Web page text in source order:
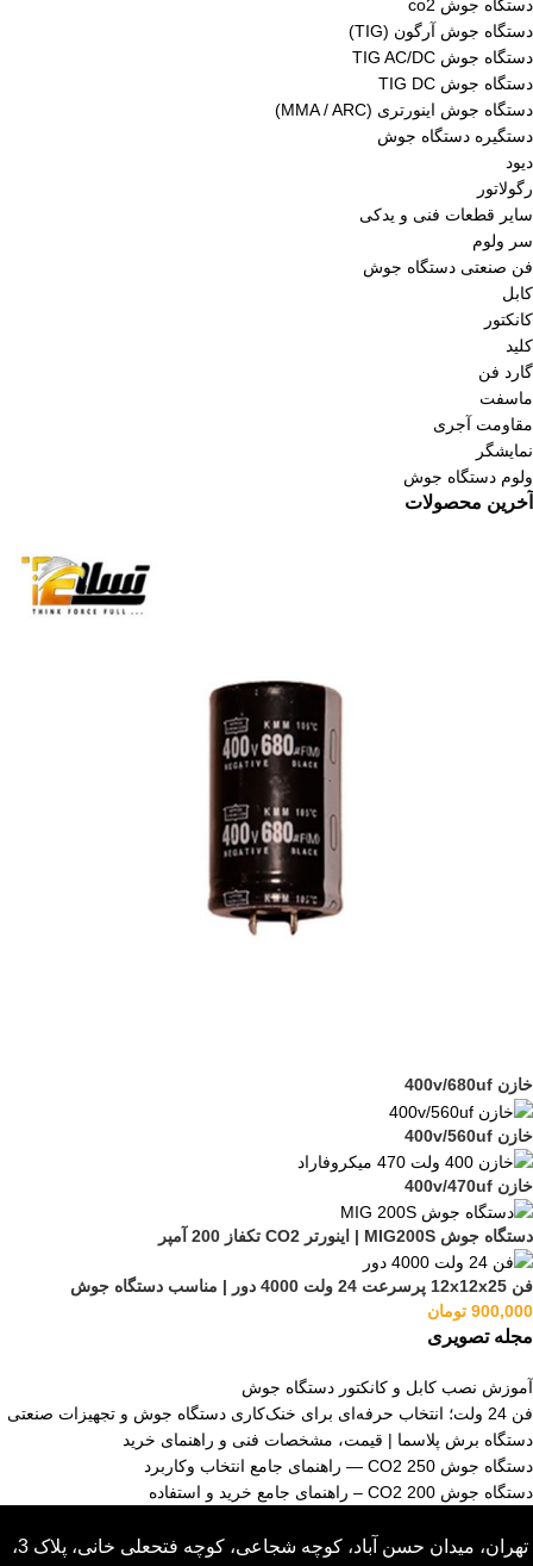
دستگاه جوش co2
دستگاه جوش آرگون (TIG)
دستگاه جوش TIG AC/DC
دستگاه جوش TIG DC
دستگاه جوش اینورتری (MMA / ARC)
دستگیره دستگاه جوش
دیود
رگولاتور
سایر قطعات فنی و یدکی
سر ولوم
فن صنعتی دستگاه جوش
کابل
کانکتور
کلید
گارد فن
ماسفت
مقاومت آجری
نمایشگر
ولوم دستگاه جوش
آخرین محصولات
خازن 400v/680uf
خازن 400v/560uf
خازن 400v/470uf
دستگاه جوش MIG200S | اینورتر CO2 تکفاز 200 آمپر
فن 12x12x25 پرسرعت 24 ولت 4000 دور | مناسب دستگاه جوش
900,000 تومان
مجله تصویری
آموزش نصب کابل و کانکتور دستگاه جوش
فن 24 ولت؛ انتخاب حرفه‌ای برای خنک‌کاری دستگاه جوش و تجهیزات صنعتی
دستگاه برش پلاسما | قیمت، مشخصات فنی و راهنمای خرید
دستگاه جوش CO2 250 — راهنمای جامع انتخاب وکاربرد
دستگاه جوش CO2 200 – راهنمای جامع خرید و استفاده
تهران، میدان حسن آباد، کوچه شجاعی، کوچه فتحعلی خانی، پلاک 3،